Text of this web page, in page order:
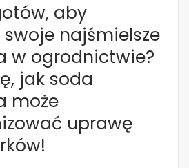
aby
swoje najśmielsze
w ogrodnictwie?
jak soda
może
uprawę